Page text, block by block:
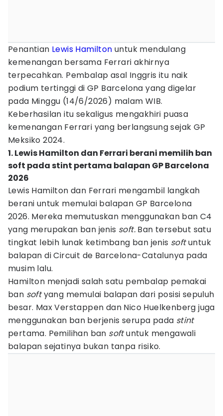
Penantian Lewis Hamilton untuk mendulang
kemenangan bersama Ferrari akhirnya
terpecahkan. Pembalap asal Inggris itu naik
podium tertinggi di GP Barcelona yang digelar
pada Minggu (14/6/2026) malam WIB.
Keberhasilan itu sekaligus mengakhiri puasa
kemenangan Ferrari yang berlangsung sejak GP
Meksiko 2024.
1. Lewis Hamilton dan Ferrari berani memilih ban
soft pada stint pertama balapan GP Barcelona
2026
Lewis Hamilton dan Ferrari mengambil langkah
berani untuk memulai balapan GP Barcelona
2026. Mereka memutuskan menggunakan ban C4
yang merupakan ban jenis soft. Ban tersebut satu
tingkat lebih lunak ketimbang ban jenis softuntuk
balapan di Circuit de Barcelona-Catalunya pada
musim lalu.
Hamilton menjadi salah satu pembalap pemakai
ban softyang memulai balapan dari posisi sepuluh
besar. Max Verstappen dan Nico Huelkenberg juga
menggunakan ban berjenis serupa pada stint
pertama. Pemilihan ban softuntuk mengawali
balapan sejatinya bukan tanpa risiko.